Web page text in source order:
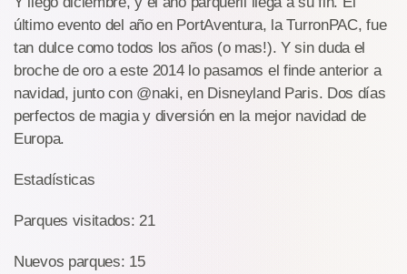
último evento del año en PortAventura, la TurronPAC, fue
tan dulce como todos los años (o mas!). Y sin duda el
broche de oro a este 2014 lo pasamos el finde anterior a
navidad, junto con @naki, en Disneyland Paris. Dos días
perfectos de magia y diversión en la mejor navidad de
Europa.
Estadísticas
Parques visitados: 21
Nuevos parques: 15